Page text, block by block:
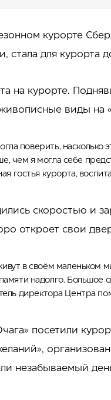
курорте
стала для курорта
на курорте.
виды на
поверить,
чем я могла себе
гостья курорта,
скоростью и
откроет свои
в своём маленьком
надолго.
директора Центра
посетили
незабываемый